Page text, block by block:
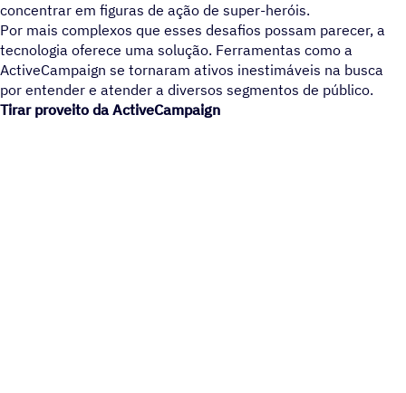
concentrar em figuras de ação de super-heróis.
Por mais complexos que esses desafios possam parecer, a
tecnologia oferece uma solução. Ferramentas como a
ActiveCampaign se tornaram ativos inestimáveis na busca
por entender e atender a diversos segmentos de público.
Tirar proveito da ActiveCampaign